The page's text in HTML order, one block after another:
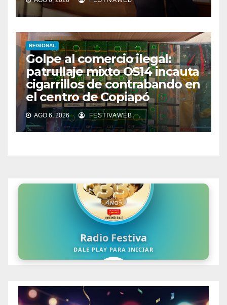
REGIONAL
Golpe al comercio ilegal:
patrullaje mixto OS14 incauta
cigarrillos de contrabando en
el centro de Copiapó
AGO 6, 2026 FESTIVAWEB